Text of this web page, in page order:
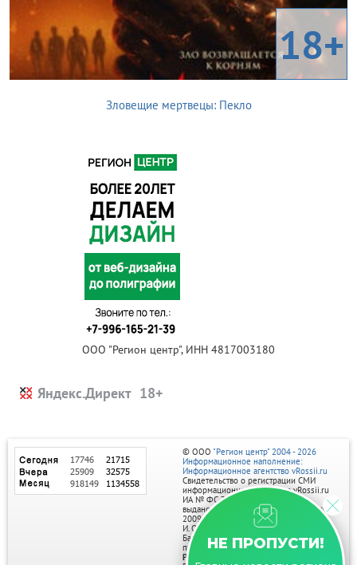
18+
Зловещие мертвецы: Пекло
ООО "Регион центр", ИНН 4817003180
Яндекс.Директ
НЕ ПРОПУСТИ!
© ООО "Регион центр" 2004 - 2026
Информационное наполнение:
Информационное агентство vRossii.ru
Свидетельство о регистрации СМИ
информационного агентства vRossii.ru
ИА № ФС 77‑35502
выдано РОСКОМНАДЗОРом 04 марта
2009г.
И. О. Главного редактора Нарыков А. Н.
Баннеры на портале размещаются на
правах рекламы.
Реклама на портале: